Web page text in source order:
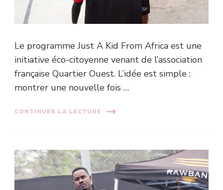
Le programme Just A Kid From Africa est une
initiative éco-citoyenne venant de l’association
française Quartier Ouest. L’idée est simple :
montrer une nouvelle fois …
CONTINUER LA LECTURE